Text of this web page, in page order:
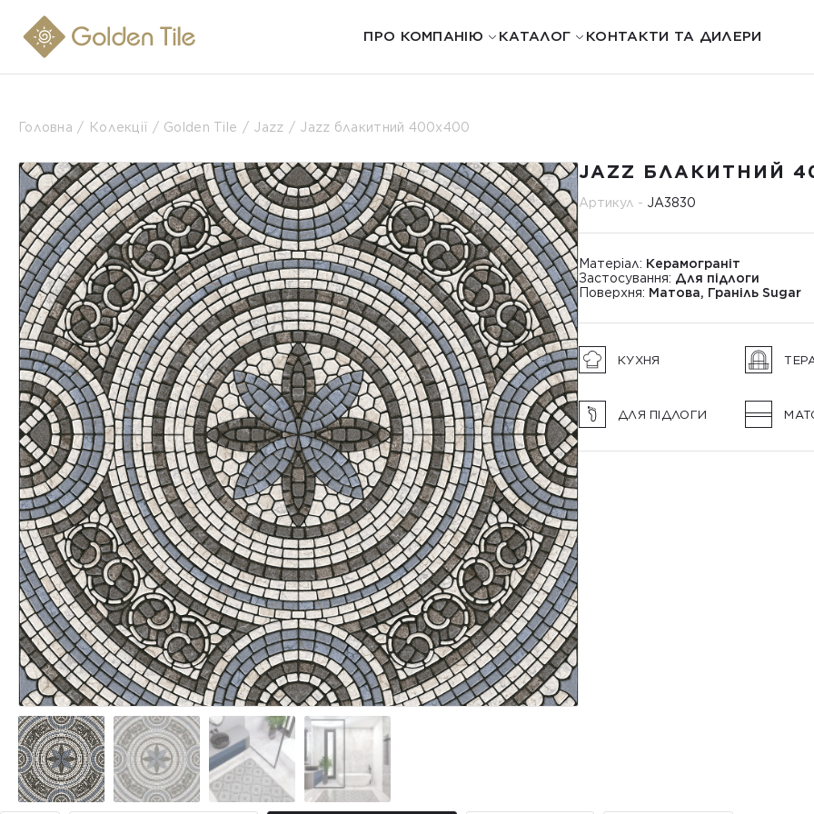
ПРО КОМПАНІЮ КАТАЛОГ КОНТАКТИ ТА ДИЛЕРИ
Головна Колекції Golden Tile Jazz Jazz блакитний 400х400
JAZZ БЛАКИТНИЙ
Артикул - JA3830
Матеріал: Керамограніт
Застосування: Для підлоги
Поверхня: Матова, Граніль Sugar
КУХНЯ
ДЛЯ ПІДЛОГИ